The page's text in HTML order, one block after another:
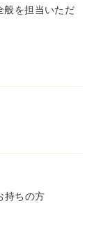
。
ならではの
れます。
に貢献でき
様の健康管理
ながら、長
設看護の醍
を運営してお
厚生が手厚
急な用事の
を担当いただ
持ちの方